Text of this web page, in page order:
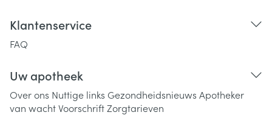
Klantenservice
FAQ
Uw apotheek
Over ons Nuttige links Gezondheidsnieuws Apotheker
van wachtVoorschriftZorgtarieven